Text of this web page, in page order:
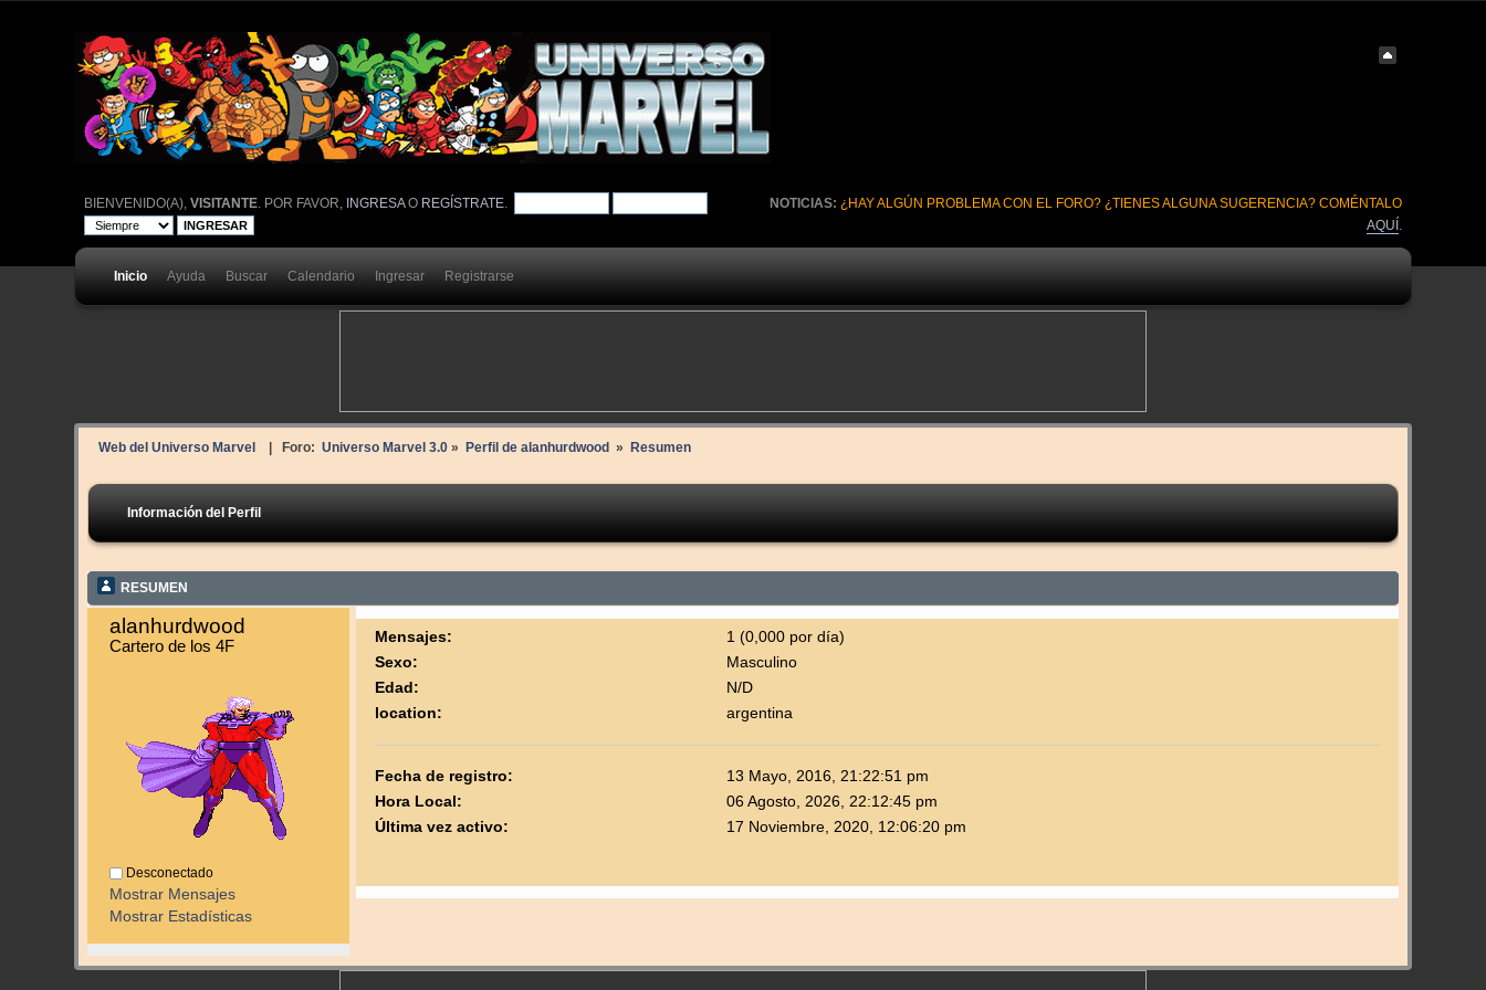
NOTICIAS: ¿HAY ALGÚN PROBLEMA CON EL FORO? ¿TIENES ALGUNA SUGERENCIA? COMÉNTALO
AQUÍ
BIENVENIDO(A), VISITANTE. POR FAVOR, INGRESAO REGÍSTRATE.
Inicio Ayuda Buscar Calendario Ingresar Registrarse
Web del Universo Marvel | Foro: Universo Marvel 3.0» Perfil de alanhurdwood » Resumen
Información del Perfil
RESUMEN
alanhurdwood
Cartero de los 4F
Desconectado
Mostrar Mensajes
Mostrar Estadísticas
Mensajes:
1 (0,000 por día)
Sexo:
Masculino
Edad:
N/D
location:
argentina
Fecha de registro:
13 Mayo, 2016, 21:22:51 pm
Hora Local:
06 Agosto, 2026, 22:12:45 pm
Última vez activo:
17 Noviembre, 2020, 12:06:20 pm